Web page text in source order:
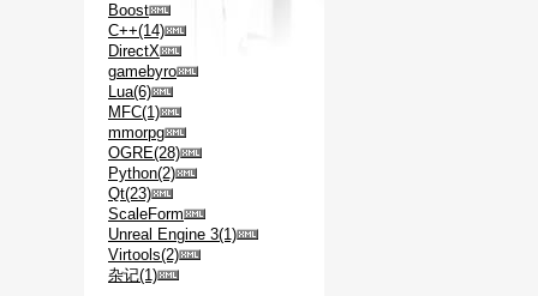
Boost
C++(14)
DirectX
gamebyro
Lua(6)
MFC(1)
mmorpg
OGRE(28)
Python(2)
Qt(23)
ScaleForm
Unreal Engine 3(1)
Virtools(2)
杂记(1)